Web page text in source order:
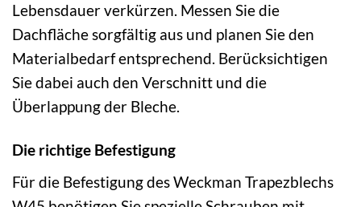
Lebensdauer verkürzen. Messen Sie die
Dachfläche sorgfältig aus und planen Sie den
Materialbedarf entsprechend. Berücksichtigen
Sie dabei auch den Verschnitt und die
Überlappung der Bleche.
Die richtige Befestigung
Für die Befestigung des Weckman Trapezblechs